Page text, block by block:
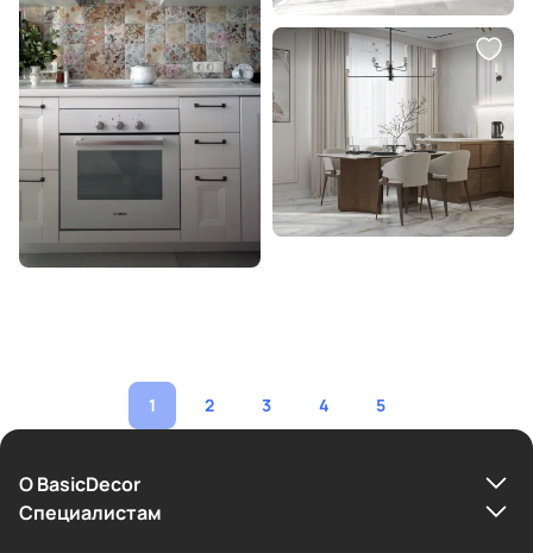
1 2 3 4 5
О BasicDecor
Cпециалистам